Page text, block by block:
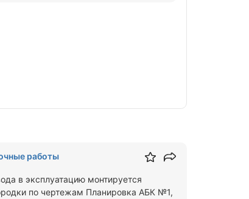
работы
в эксплуатацию монтируется
по чертежам Планировка АБК №1,